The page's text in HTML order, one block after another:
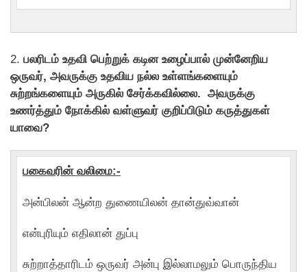
2. பலரிடம் உதவி பெற்றுக் கடின உழைப்பால் முன்னேறிய
ஒருவர், அவருக்கு உதவிய நல்ல உள்ளங்களையும்
சுற்றங்களையும் அருகில் சேர்க்கவில்லை. அவருக்கு
உணர்த்தும் நாேக்கில் வள்ளுவர் குறிப்பிடும் கருத்துகள்
யாவை?
பகைவரின் வலிமை:-
அன்பிலன் ஆன்ற துணையிலன் தான்துவ்வான்
என்புரியும் எதிலான் துப்பு
சுற்றாத்தாரிடம் ஒருவர் அன்பு இல்லாமலும் பொருந்திய